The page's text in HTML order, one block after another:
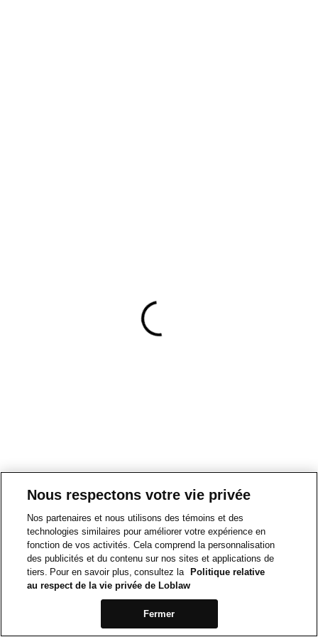
Nous respectons votre vie privée
Nos partenaires et nous utilisons des témoins et des
technologies similaires pour améliorer votre expérience en
fonction de vos activités. Cela comprend la personnalisation
des publicités et du contenu sur nos sites et applications de
tiers. Pour en savoir plus, consultez la
Politique relative
au respect de la vie privée de Loblaw
Fermer